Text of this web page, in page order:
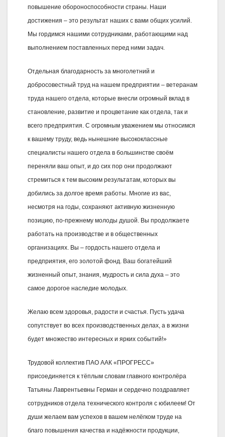
повышение обороноспособности страны. Наши
достижения – это результат наших с вами общих усилий.
Мы гордимся нашими сотрудниками, работающими над
выполнением поставленных перед ними задач.
Отдельная благодарность за многолетний и
добросовестный труд на нашем предприятии – ветеранам
труда нашего отдела, которые внесли огромный вклад в
становление, развитие и процветание как отдела, так и
всего предприятия. С огромным уважением мы относимся
к вашему труду, ведь нынешние высококлассные
специалисты нашего отдела в большинстве своём
переняли ваш опыт, и до сих пор они продолжают
стремиться к тем высоким результатам, которых вы
добились за долгое время работы. Многие из вас,
несмотря на годы, сохраняют активную жизненную
позицию, по-прежнему молоды душой. Вы продолжаете
работать на производстве и в общественных
организациях. Вы – гордость нашего отдела и
предприятия, его золотой фонд. Ваш богатейший
жизненный опыт, знания, мудрость и сила духа – это
самое дорогое наследие молодых.
Желаю всем здоровья, радости и счастья. Пусть удача
сопутствует во всех производственных делах, а в жизни
будет множество интересных и ярких событий!»
Трудовой коллектив ПАО ААК «ПРОГРЕСС»
присоединяется к тёплым словам главного контролёра
Татьяны Лаврентьевны Герман и сердечно поздравляет
сотрудников отдела технического контроля с юбилеем! От
души желаем вам успехов в вашем нелёгком труде на
благо повышения качества и надёжности продукции,